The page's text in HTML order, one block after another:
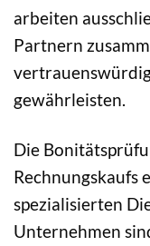
arbeiten
Partnern
gewährleisten.
Die
Rechnungskaufs
spezialisierten
Unternehmen